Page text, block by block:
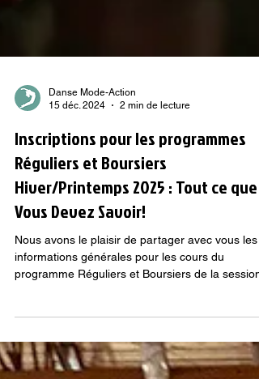
Danse Mode-Action
15 déc. 2024
2 min de lecture
Inscriptions pour les programmes
Réguliers et Boursiers
Hiver/Printemps 2025 : Tout ce que
Vous Devez Savoir!
Nous avons le plaisir de partager avec vous les